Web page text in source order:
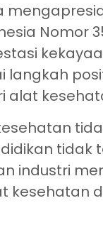
Nomor
langkah
alat
tidak
industri
kesehatan